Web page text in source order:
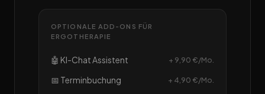
OPTIONALE ADD-ONS FÜR
ERGOTHERAPIE
🤖 KI-Chat Assistent + 9,90 €/Mo.
📅 Terminbuchung + 4,90 €/Mo.